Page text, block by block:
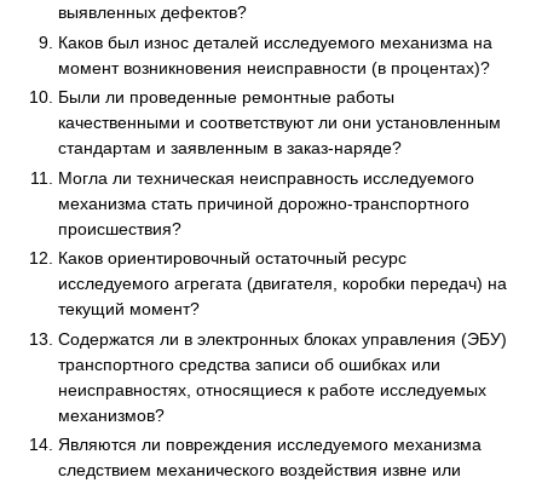
выявленных дефектов?
Каков был износ деталей исследуемого механизма на
момент возникновения неисправности (в процентах)?
Были ли проведенные ремонтные работы
качественными и соответствуют ли они установленным
стандартам и заявленным в заказ-наряде?
Могла ли техническая неисправность исследуемого
механизма стать причиной дорожно-транспортного
происшествия?
Каков ориентировочный остаточный ресурс
исследуемого агрегата (двигателя, коробки передач) на
текущий момент?
Содержатся ли в электронных блоках управления (ЭБУ)
транспортного средства записи об ошибках или
неисправностях, относящиеся к работе исследуемых
механизмов?
Являются ли повреждения исследуемого механизма
следствием механического воздействия извне или